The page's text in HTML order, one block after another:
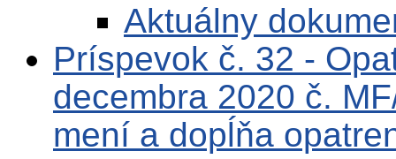
Aktuálny
Príspevok č. 32 -
decembra 2020 č.
mení a dopĺňa